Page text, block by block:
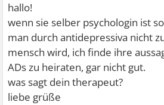
hallo!
wenn sie selber psychologin ist
man durch antidepressiva nicht
mensch wird, ich finde ihre
ADs zu heiraten, gar nicht gut.
was sagt dein therapeut?
liebe grüße